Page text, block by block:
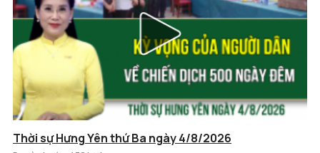
Thời sự Hưng Yên thứ Ba ngày 4/8/2026